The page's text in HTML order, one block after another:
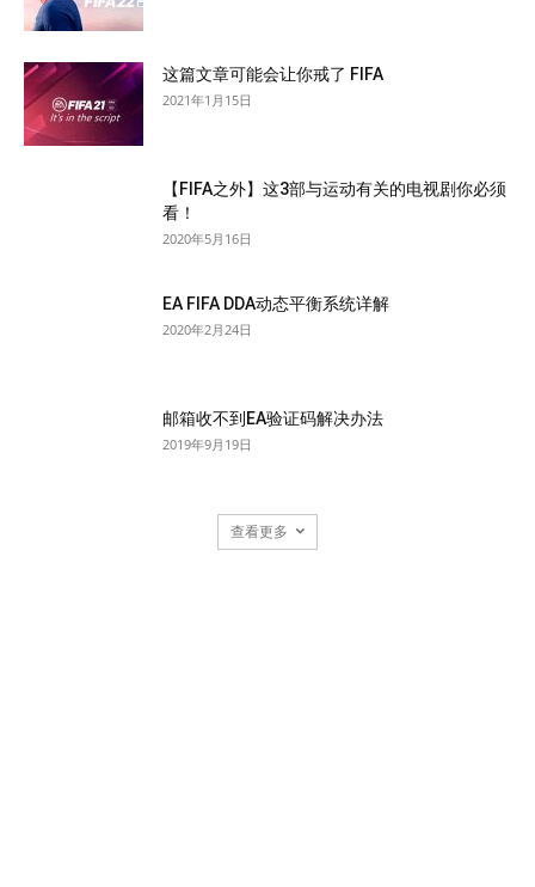
这篇文章可能会让你戒了 FIFA
2021年1月15日
【FIFA之外】这3部与运动有关的电视剧你必须
看！
2020年5月16日
EA FIFA DDA动态平衡系统详解
2020年2月24日
邮箱收不到EA验证码解决办法
2019年9月19日
查看更多